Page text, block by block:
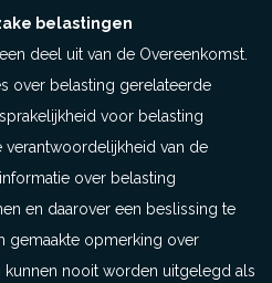
belastingen
deel uit van de Overeenkomst.
over belasting gerelateerde
voor belasting
verantwoordelijkheid van de
over belasting
en daarover een beslissing te
gemaakte opmerking over
kunnen nooit worden uitgelegd als